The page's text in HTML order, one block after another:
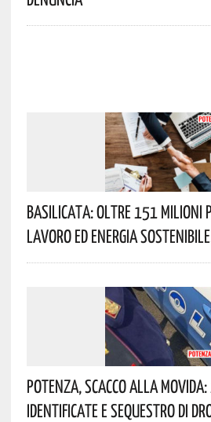
Basilicata: Oltre 151 Milioni
Lavoro Ed Energia
Potenza, Scacco Alla
Identificate E Sequestro Di